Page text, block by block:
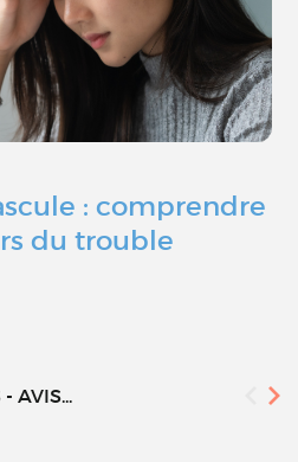
: comprendre
du trouble
AVIS...